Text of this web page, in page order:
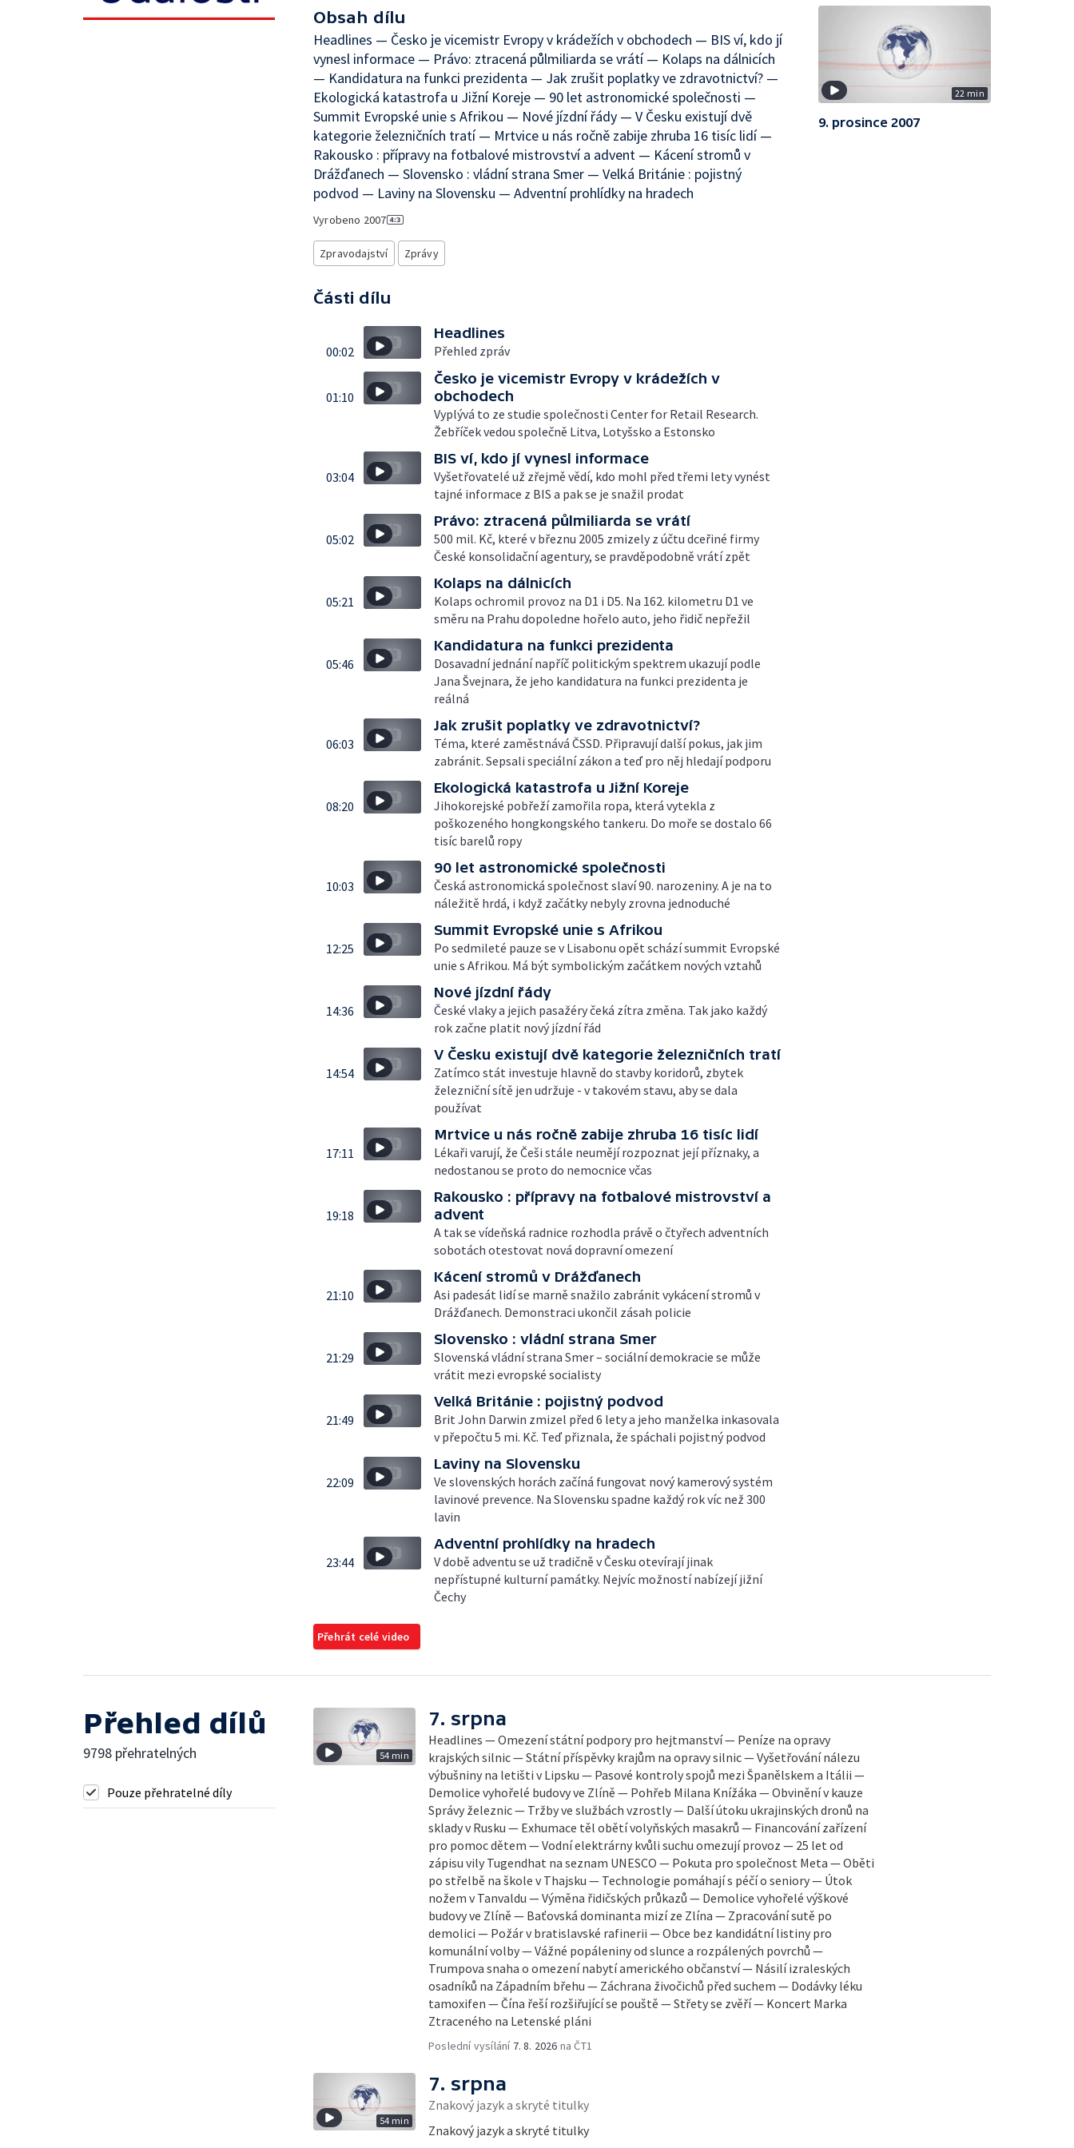
Obsah dílu
Headlines — Česko je vicemistr Evropy v krádežích v obchodech — BIS ví, kdo jí
vynesl informace — Právo: ztracená půlmiliarda se vrátí — Kolaps na dálnicích
— Kandidatura na funkci prezidenta — Jak zrušit poplatky ve zdravotnictví? —
Ekologická katastrofa u Jižní Koreje — 90 let astronomické společnosti —
Summit Evropské unie s Afrikou — Nové jízdní řády — V Česku existují dvě
kategorie železničních tratí — Mrtvice u nás ročně zabije zhruba 16 tisíc lidí —
Rakousko : přípravy na fotbalové mistrovství a advent — Kácení stromů v
Drážďanech — Slovensko : vládní strana Smer — Velká Británie : pojistný
podvod — Laviny na Slovensku — Adventní prohlídky na hradech
Vyrobeno 2007
Zpravodajství Zprávy
Části dílu
00:02
Headlines
Přehled zpráv
01:10
Česko je vicemistr Evropy v krádežích v
obchodech
Vyplývá to ze studie společnosti Center for Retail Research.
Žebříček vedou společně Litva, Lotyšsko a Estonsko
03:04
BIS ví, kdo jí vynesl informace
Vyšetřovatelé už zřejmě vědí, kdo mohl před třemi lety vynést
tajné informace z BIS a pak se je snažil prodat
05:02
Právo: ztracená půlmiliarda se vrátí
500 mil. Kč, které v březnu 2005 zmizely z účtu dceřiné firmy
České konsolidační agentury, se pravděpodobně vrátí zpět
05:21
Kolaps na dálnicích
Kolaps ochromil provoz na D1 i D5. Na 162. kilometru D1 ve
směru na Prahu dopoledne hořelo auto, jeho řidič nepřežil
05:46
Kandidatura na funkci prezidenta
Dosavadní jednání napříč politickým spektrem ukazují podle
Jana Švejnara, že jeho kandidatura na funkci prezidenta je
reálná
06:03
Jak zrušit poplatky ve zdravotnictví?
Téma, které zaměstnává ČSSD. Připravují další pokus, jak jim
zabránit. Sepsali speciální zákon a teď pro něj hledají podporu
08:20
Ekologická katastrofa u Jižní Koreje
Jihokorejské pobřeží zamořila ropa, která vytekla z
poškozeného hongkongského tankeru. Do moře se dostalo 66
tisíc barelů ropy
10:03
90 let astronomické společnosti
Česká astronomická společnost slaví 90. narozeniny. A je na to
náležitě hrdá, i když začátky nebyly zrovna jednoduché
12:25
Summit Evropské unie s Afrikou
Po sedmileté pauze se v Lisabonu opět schází summit Evropské
unie s Afrikou. Má být symbolickým začátkem nových vztahů
14:36
Nové jízdní řády
České vlaky a jejich pasažéry čeká zítra změna. Tak jako každý
rok začne platit nový jízdní řád
14:54
V Česku existují dvě kategorie železničních tratí
Zatímco stát investuje hlavně do stavby koridorů, zbytek
železniční sítě jen udržuje - v takovém stavu, aby se dala
používat
17:11
Mrtvice u nás ročně zabije zhruba 16 tisíc lidí
Lékaři varují, že Češi stále neumějí rozpoznat její příznaky, a
nedostanou se proto do nemocnice včas
19:18
Rakousko : přípravy na fotbalové mistrovství a
advent
A tak se vídeňská radnice rozhodla právě o čtyřech adventních
sobotách otestovat nová dopravní omezení
21:10
Kácení stromů v Drážďanech
Asi padesát lidí se marně snažilo zabránit vykácení stromů v
Drážďanech. Demonstraci ukončil zásah policie
21:29
Slovensko : vládní strana Smer
Slovenská vládní strana Smer – sociální demokracie se může
vrátit mezi evropské socialisty
21:49
Velká Británie : pojistný podvod
Brit John Darwin zmizel před 6 lety a jeho manželka inkasovala
v přepočtu 5 mi. Kč. Teď přiznala, že spáchali pojistný podvod
22:09
Laviny na Slovensku
Ve slovenských horách začíná fungovat nový kamerový systém
lavinové prevence. Na Slovensku spadne každý rok víc než 300
lavin
23:44
Adventní prohlídky na hradech
V době adventu se už tradičně v Česku otevírají jinak
nepřístupné kulturní památky. Nejvíc možností nabízejí jižní
Čechy
Přehrát celé video
22 min
9. prosince 2007
Přehled dílů
9798 přehratelných
Pouze přehratelné díly
54 min
7. srpna
Headlines — Omezení státní podpory pro hejtmanství — Peníze na opravy
krajských silnic — Státní příspěvky krajům na opravy silnic — Vyšetřování nálezu
výbušniny na letišti v Lipsku — Pasové kontroly spojů mezi Španělskem a Itálii —
Demolice vyhořelé budovy ve Zlíně — Pohřeb Milana Knížáka — Obvinění v kauze
Správy železnic — Tržby ve službách vzrostly — Další útoku ukrajinských dronů na
sklady v Rusku — Exhumace těl obětí volyňských masakrů — Financování zařízení
pro pomoc dětem — Vodní elektrárny kvůli suchu omezují provoz — 25 let od
zápisu vily Tugendhat na seznam UNESCO — Pokuta pro společnost Meta — Oběti
po střelbě na škole v Thajsku — Technologie pomáhají s péčí o seniory — Útok
nožem v Tanvaldu — Výměna řidičských průkazů — Demolice vyhořelé výškové
budovy ve Zlíně — Baťovská dominanta mizí ze Zlína — Zpracování sutě po
demolici — Požár v bratislavské rafinerii — Obce bez kandidátní listiny pro
komunální volby — Vážné popáleniny od slunce a rozpálených povrchů —
Trumpova snaha o omezení nabytí amerického občanství — Násilí izraleských
osadníků na Západním břehu — Záchrana živočichů před suchem — Dodávky léku
tamoxifen — Čína řeší rozšiřující se pouště — Střety se zvěří — Koncert Marka
Ztraceného na Letenské pláni
Poslední vysílání 7. 8. 2026 na ČT1
54 min
7. srpna
Znakový jazyk a skryté titulky
Znakový jazyk a skryté titulky